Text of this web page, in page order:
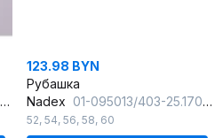
123.98 BYN
Рубашка
Nadex 01-095013/403-25.170-176 сине-голубой
52, 54, 56, 58, 60